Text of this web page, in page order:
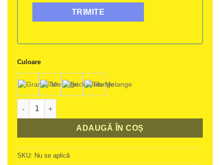
Culoare
Cantitate OUTLET Scaun Auto Rear Facing Axkid Minikid 4
ADAUGĂ ÎN COȘ
Alternative:
SKU: Nu se aplică